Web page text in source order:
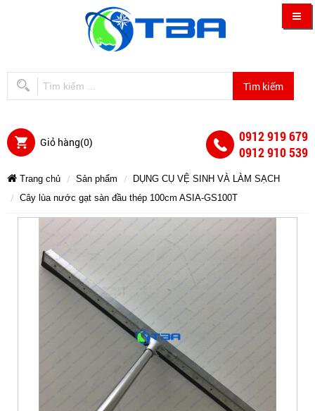
Giỏ hàng(0)
0912 919 679
0912 910 539
Trang chủ Sản phẩm
DỤNG CỤ VỆ SINH VÀ LÀM SẠCH
Cây lùa nước gạt sàn đầu thép 100cm ASIA-GS100T
Cây
lùa
Cây
lùa
nước
nước